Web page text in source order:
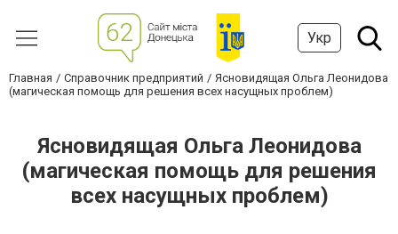
Укр
Главная Справочник предприятий
Ясновидящая Ольга Леонидова
(магическая помощь для решения всех насущных проблем)
Ясновидящая Ольга Леонидова
(магическая помощь для решения
всех насущных проблем)